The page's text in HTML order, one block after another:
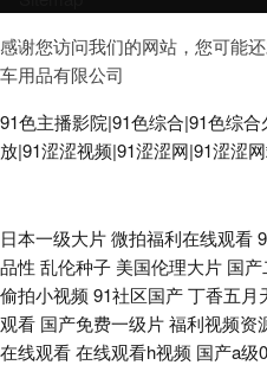
感谢您访问我们的网站，您可能
车用品有限公司
91色主播影院|91色综合|91色综
放|91涩涩视频|91涩涩网|91涩涩
中文 日韩国产精品久久 久久国产一
九色五月天婷婷 三级片亚洲无码影
日本一级大片微拍福利在线观看
品性 乱伦种子 美国伦理大片 国
偷拍小视频 91社区国产丁香五月
观看 国产免费一级片福利视频资
在线观看在线观看h视频 国产a级0